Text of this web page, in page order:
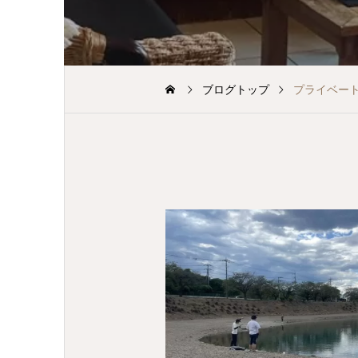
ブログトップ プライベー